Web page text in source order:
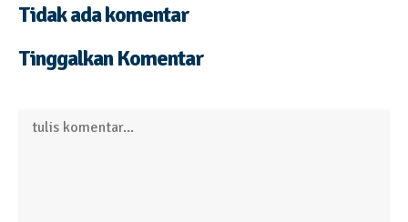
Tidak ada komentar
Tinggalkan Komentar